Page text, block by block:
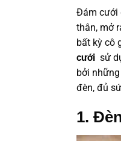
Đám cưới
thân, mở
bất kỳ cô
cưới sử
bởi
đèn, đủ
1.